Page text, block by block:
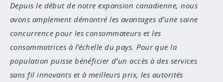
Depuis le début de notre expansion canadienne, nous
avons amplement démontré les avantages d’une saine
concurrence pour les consommateurs et les
consommatrices à l’échelle du pays. Pour que la
population puisse bénéficier d’un accès à des services
sans fil innovants et à meilleurs prix, les autorités